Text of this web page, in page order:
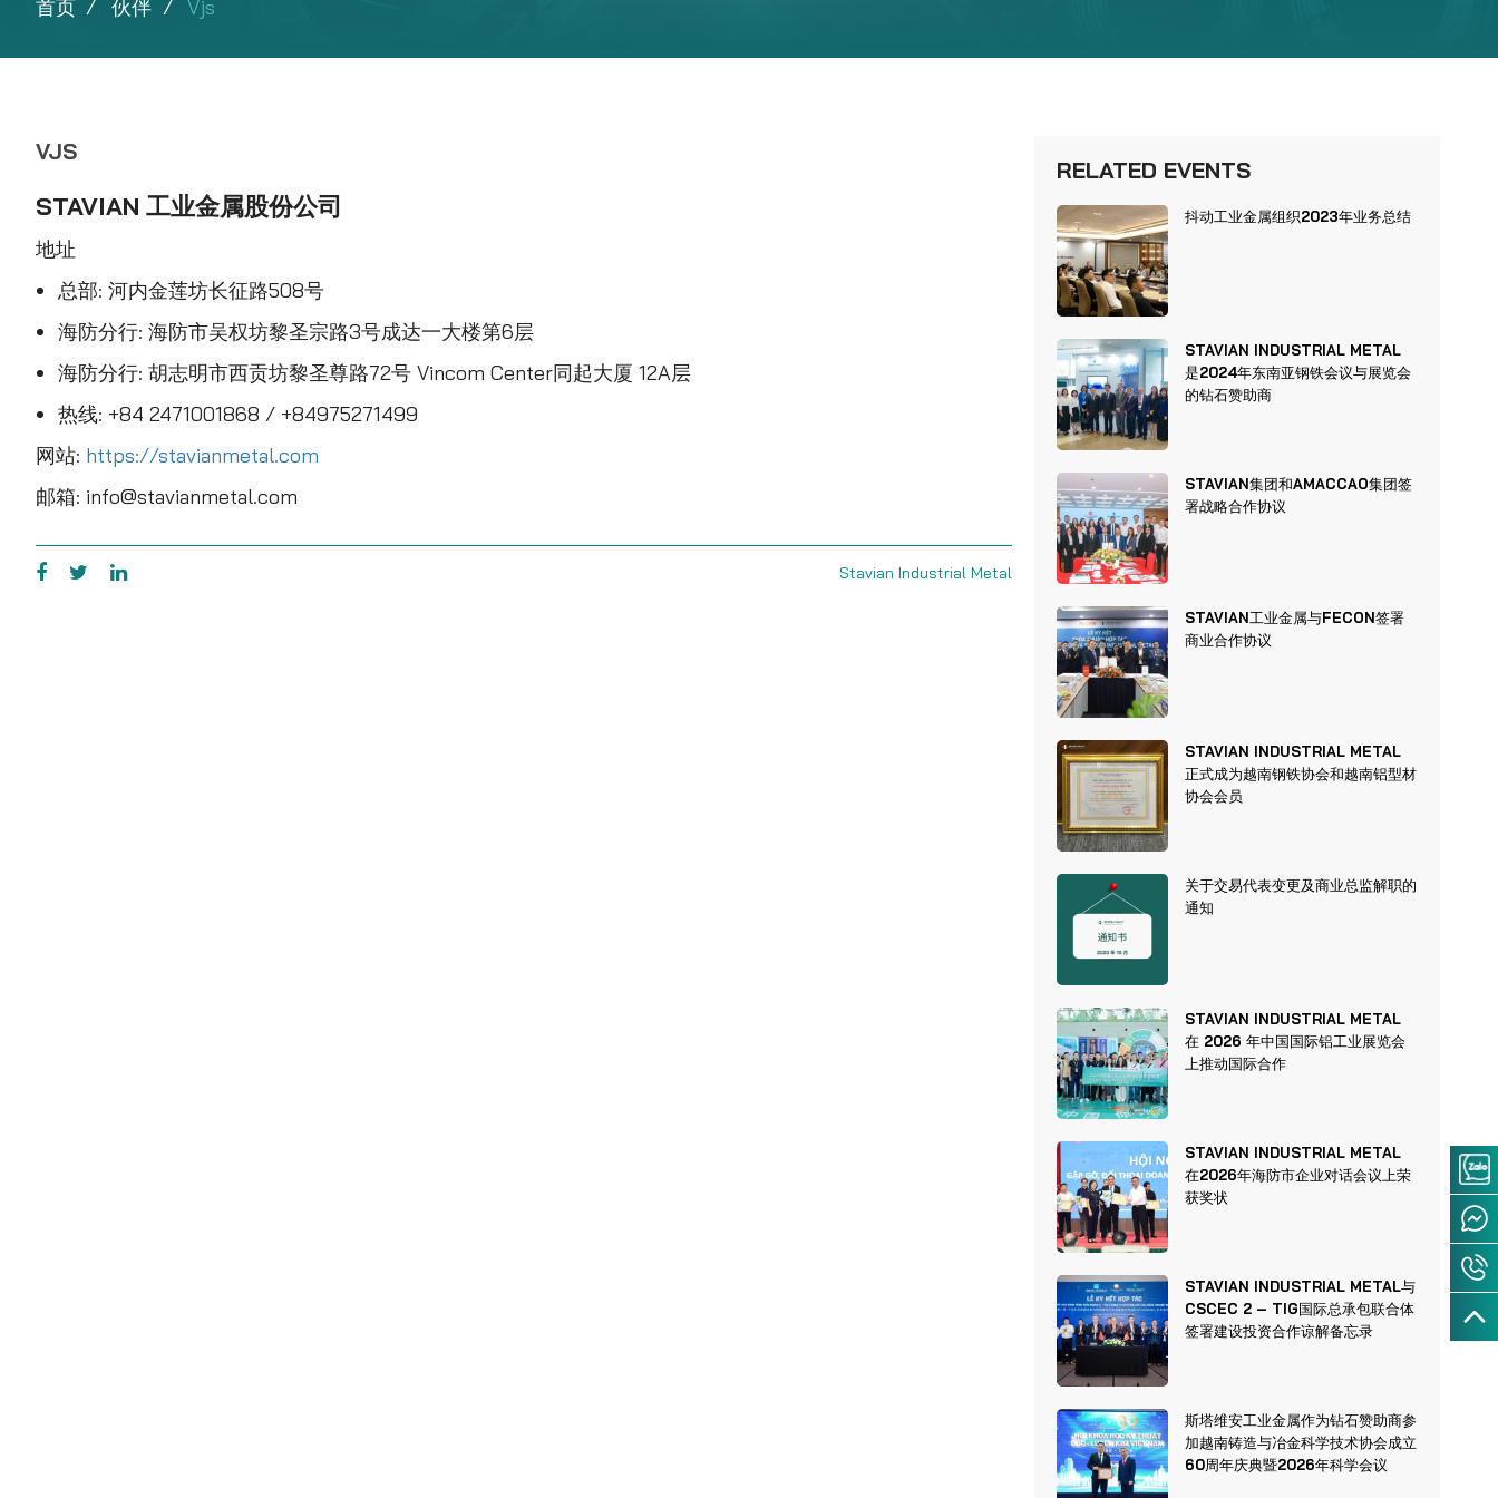
首页 伙伴 Vjs
VJS
STAVIAN 工业金属股份公司
地址
总部: 河内金莲坊长征路508号
海防分行: 海防市吴权坊黎圣宗路3号成达一大楼第6层
海防分行: 胡志明市西贡坊黎圣尊路72号 Vincom Center同起大厦 12A层
热线: +84 2471001868 / +84975271499
网站: https://stavianmetal.com
邮箱: info@stavianmetal.com
Stavian Industrial Metal
RELATED EVENTS
抖动工业金属组织2023年业务总结
STAVIAN INDUSTRIAL METAL
是2024年东南亚钢铁会议与展览会
的钻石赞助商
STAVIAN集团和AMACCAO集团签
署战略合作协议
STAVIAN工业金属与FECON签署
商业合作协议
STAVIAN INDUSTRIAL METAL
正式成为越南钢铁协会和越南铝型材
协会会员
关于交易代表变更及商业总监解职的
通知
STAVIAN INDUSTRIAL METAL
在 2026 年中国国际铝工业展览会
上推动国际合作
STAVIAN INDUSTRIAL METAL
在2026年海防市企业对话会议上荣
获奖状
STAVIAN INDUSTRIAL METAL与
CSCEC 2 – TIG国际总承包联合体
签署建设投资合作谅解备忘录
斯塔维安工业金属作为钻石赞助商参
加越南铸造与冶金科学技术协会成立
60周年庆典暨2026年科学会议